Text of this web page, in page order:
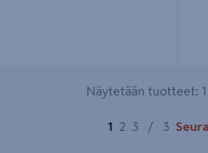
Näytetään tuotteet: 1
1 2 3 / 3